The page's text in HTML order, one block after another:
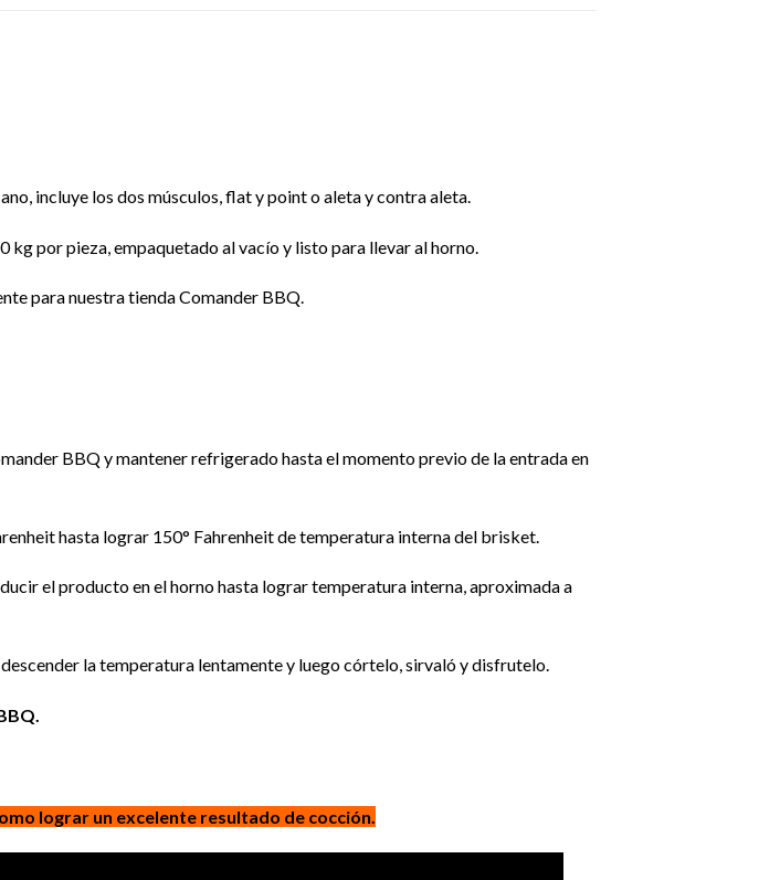
incluye los dos músculos, flat y point o aleta y contra aleta.
por pieza, empaquetado al vacío y listo para llevar al horno.
para nuestra tienda Comander BBQ.
BBQ y mantener refrigerado hasta el momento previo de la entrada en
hasta lograr 150° Fahrenheit de temperatura interna del brisket.
el producto en el horno hasta lograr temperatura interna, aproximada a
la temperatura lentamente y luego córtelo, sirvaló y disfrutelo.
lograr un excelente resultado de cocción.